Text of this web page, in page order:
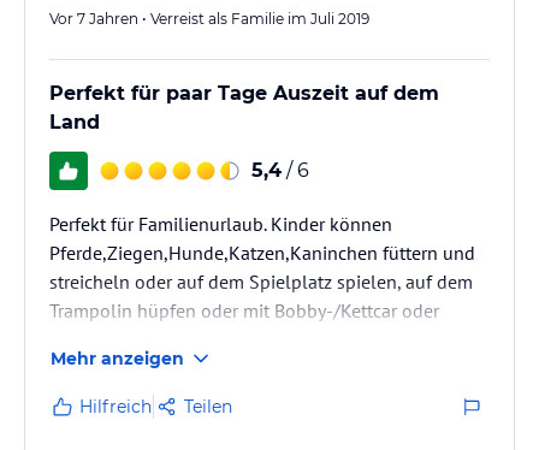
Vor 7 Jahren • Verreist als Familie im Juli 2019
Perfekt für paar Tage Auszeit auf dem
Land
5,4 / 6
Perfekt für Familienurlaub. Kinder können
Pferde,Ziegen,Hunde,Katzen,Kaninchen füttern und
streicheln oder auf dem Spielplatz spielen, auf dem
Trampolin hüpfen oder mit Bobby-/Kettcar oder
max.1x täglich in der Woche. Nette Atmosphäre am
Hof und sehr nette Gastgeber-Familie!
Mehr anzeigen
Hilfreich Teilen